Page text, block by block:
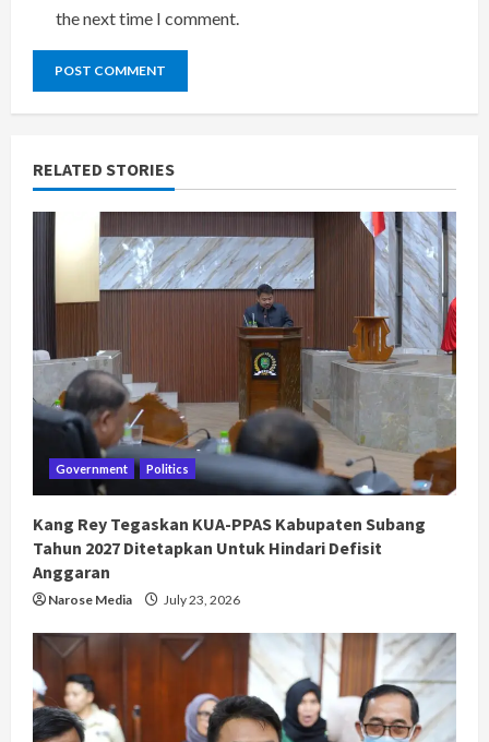
the next time I comment.
RELATED STORIES
Government Politics
Kang Rey Tegaskan KUA-PPAS Kabupaten Subang
Tahun 2027 Ditetapkan Untuk Hindari Defisit
Anggaran
Narose Media July 23, 2026